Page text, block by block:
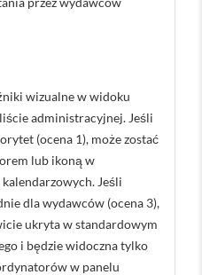
wizualne w widoku
administracyjnej. Jeśli
(ocena 1), może zostać
lub ikoną w
Jeśli
dla wydawców (ocena 3),
ukryta w standardowym
i będzie widoczna tylko
w panelu